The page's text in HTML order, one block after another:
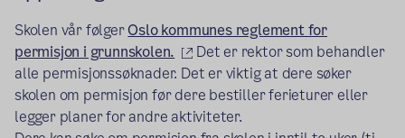
Skolen vår følgerOslo kommunes reglement for
permisjon i grunnskolen.
(ekstern lenke)
Det er rektor som behandler
alle permisjonssøknader. Det er viktig at dere søker
skolen om permisjon før dere bestiller ferieturer eller
legger planer for andre aktiviteter.